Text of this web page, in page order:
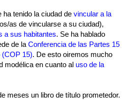
ha tenido la ciudad de vincular a la
as de vincularse a su ciudad),
a sus habitantes. Se ha hablado
de la Conferencia de las Partes 15
15). De esto oiremos mucho
modélica en cuanto al uso de la
meses un libro de título prometedor.